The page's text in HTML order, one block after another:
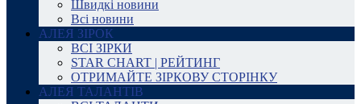
Швидкі новини
Всі новини
АЛЕЯ ЗІРОК
ВСІ ЗІРКИ
STAR CHART | РЕЙТИНГ
ОТРИМАЙТЕ ЗІРКОВУ СТОРІНКУ
АЛЕЯ ТАЛАНТІВ